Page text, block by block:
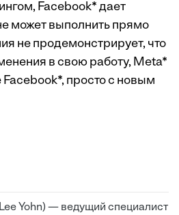
Facebook* дает
может выполнить прямо
не продемонстрирует, что
в свою работу, Meta*
Facebook*, просто с новым
Yohn) — ведущий специалист